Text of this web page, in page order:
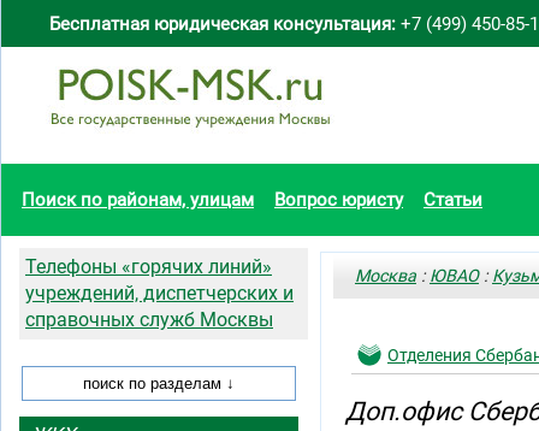
Бесплатная юридическая консультация: +7 (499) 450-85-
Поиск по районам, улицам Вопрос юристу Статьи
Москва :ЮВАО:
Отделения
Доп.офис
Телефоны «горячих линий»
учреждений, диспетчерских и
справочных служб Москвы